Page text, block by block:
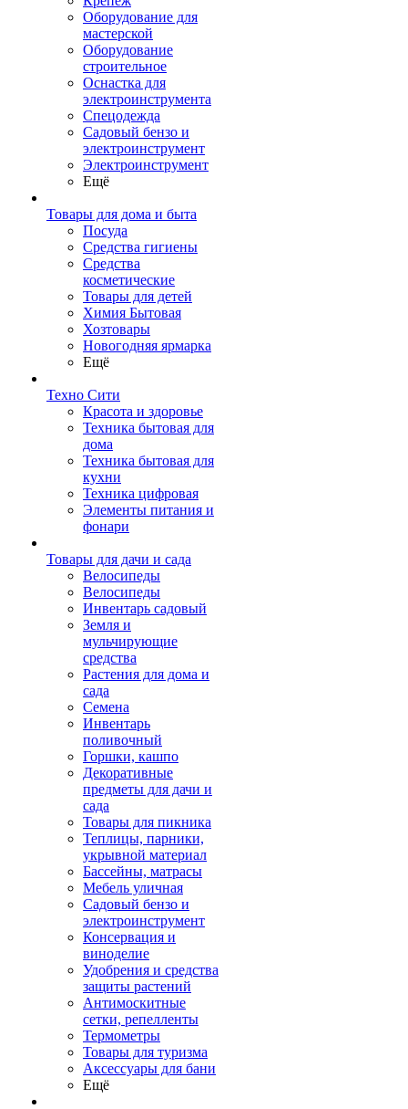
Оборудование для
мастерской
Оборудование
строительное
Оснастка для
электроинструмента
Спецодежда
Садовый бензо и
электроинструмент
Электроинструмент
Ещё
Товары для дома и быта
Посуда
Средства гигиены
Средства
косметические
Товары для детей
Химия Бытовая
Хозтовары
Новогодняя ярмарка
Ещё
Техно Сити
Красота и здоровье
Техника бытовая для
дома
Техника бытовая для
кухни
Техника цифровая
Элементы питания и
фонари
Товары для дачи и сада
Велосипеды
Велосипеды
Инвентарь садовый
Земля и
мульчирующие
средства
Растения для дома и
сада
Семена
Инвентарь
поливочный
Горшки, кашпо
Декоративные
предметы для дачи и
сада
Товары для пикника
Теплицы, парники,
укрывной материал
Бассейны, матрасы
Мебель уличная
Садовый бензо и
электроинструмент
Консервация и
виноделие
Удобрения и средства
защиты растений
Антимоскитные
сетки, репелленты
Термометры
Товары для туризма
Аксессуары для бани
Ещё